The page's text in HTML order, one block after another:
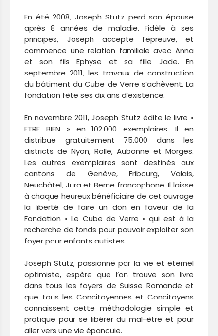
En été 2008, Joseph Stutz perd son épouse
après 8 années de maladie. Fidèle à ses
principes, Joseph accepte l’épreuve, et
commence une relation familiale avec Anna
et son fils Ephyse et sa fille Jade. En
septembre 2011, les travaux de construction
du bâtiment du Cube de Verre s’achèvent. La
fondation fête ses dix ans d’existence.
En novembre 2011, Joseph Stutz édite le livre «
ETRE BIEN » en 102.000 exemplaires. Il en
distribue gratuitement 75.000 dans les
districts de Nyon, Rolle, Aubonne et Morges.
Les autres exemplaires sont destinés aux
cantons de Genève, Fribourg, Valais,
Neuchâtel, Jura et Berne francophone. Il laisse
à chaque heureux bénéficiaire de cet ouvrage
la liberté de faire un don en faveur de la
Fondation « Le Cube de Verre » qui est à la
recherche de fonds pour pouvoir exploiter son
foyer pour enfants autistes.
Joseph Stutz, passionné par la vie et éternel
optimiste, espère que l’on trouve son livre
dans tous les foyers de Suisse Romande et
que tous les Concitoyennes et Concitoyens
connaissent cette méthodologie simple et
pratique pour se libérer du mal-être et pour
aller vers une vie épanouie.